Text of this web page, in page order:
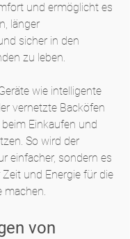
und ermöglicht es
länger
sicher in den
zu leben.
wie intelligente
vernetzte Backöfen
Einkaufen und
So wird der
einfacher, sondern es
und Energie für die
machen.
von